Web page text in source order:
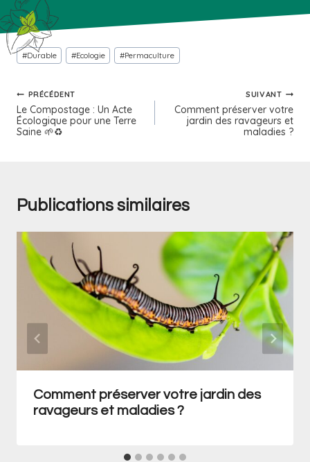
#Durable #Ecologie #Permaculture
PRÉCÉDENT
Le Compostage : Un Acte
Écologique pour une Terre
Saine 🌱♻️
SUIVANT
Comment préserver votre
jardin des ravageurs et
maladies ?
Publications similaires
Comment préserver votre jardin des
ravageurs et maladies ?